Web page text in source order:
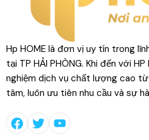
Hp HOME là đơn vị uy tín trong
tại TP HẢI PHÒNG. Khi đến với
nghiệm dịch vụ chất lượng cao
tâm, luôn ưu tiên nhu cầu và sự